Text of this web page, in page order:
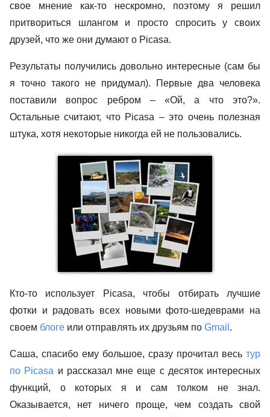
свое мнение как-то нескромно, поэтому я решил
притвориться шлангом и просто спросить у своих
друзей, что же они думают о Picasa.
Результаты получились довольно интересные (сам бы
я точно такого не придумал). Первые два человека
поставили вопрос ребром – «Ой, а что это?».
Остальные считают, что Picasa – это очень полезная
штука, хотя некоторые никогда ей не пользовались.
Кто-то использует Picasa, чтобы отбирать лучшие
фотки и радовать всех новыми фото-шедеврами на
своем блоге или отправлять их друзьям по Gmail .
Саша, спасибо ему большое, сразу прочитал весь тур
по Picasa и рассказал мне еще с десяток интересных
функций, о которых я и сам толком не знал.
Оказывается, нет ничего проще, чем создать свой